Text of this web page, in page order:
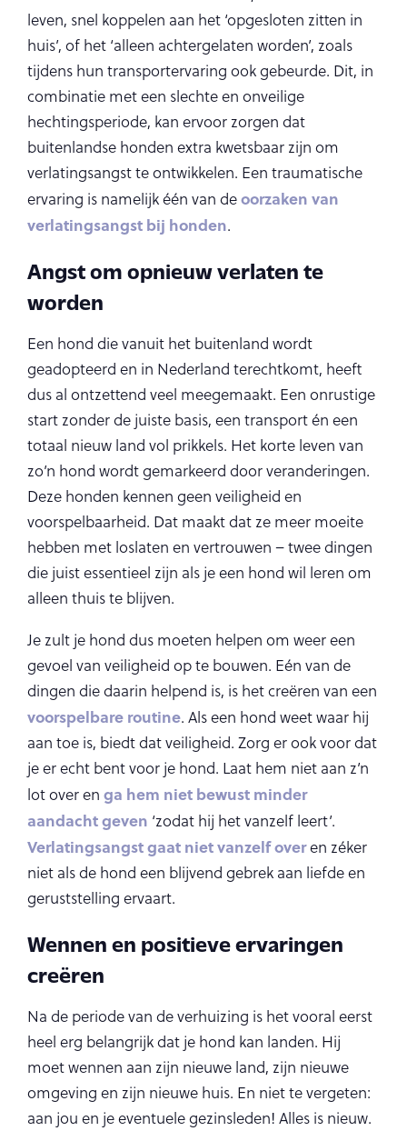
leven, snel koppelen aan het ‘opgesloten zitten in
huis’, of het ‘alleen achtergelaten worden’, zoals
tijdens hun transportervaring ook gebeurde. Dit, in
combinatie met een slechte en onveilige
hechtingsperiode, kan ervoor zorgen dat
buitenlandse honden extra kwetsbaar zijn om
verlatingsangst te ontwikkelen. Een traumatische
ervaring is namelijk één van deoorzaken van
verlatingsangst bij honden.
Angst om opnieuw verlaten te
worden
Een hond die vanuit het buitenland wordt
geadopteerd en in Nederland terechtkomt, heeft
dus al ontzettend veel meegemaakt. Een onrustige
start zonder de juiste basis, een transport én een
totaal nieuw land vol prikkels. Het korte leven van
zo’n hond wordt gemarkeerd door veranderingen.
Deze honden kennen geen veiligheid en
voorspelbaarheid. Dat maakt dat ze meer moeite
hebben met loslaten en vertrouwen – twee dingen
die juist essentieel zijn als je een hond wil leren om
alleen thuis te blijven.
Je zult je hond dus moeten helpen om weer een
gevoel van veiligheid op te bouwen. Eén van de
dingen die daarin helpend is, is het creëren van een
voorspelbare routine. Als een hond weet waar hij
aan toe is, biedt dat veiligheid. Zorg er ook voor dat
je er echt bent voor je hond. Laat hem niet aan z’n
lot over en ga hem niet bewust minder
aandacht geven ‘zodat hij het vanzelf leert’.
Verlatingsangst gaat niet vanzelf overen zéker
niet als de hond een blijvend gebrek aan liefde en
geruststelling ervaart.
Wennen en positieve ervaringen
creëren
Na de periode van de verhuizing is het vooral eerst
heel erg belangrijk dat je hond kan landen. Hij
moet wennen aan zijn nieuwe land, zijn nieuwe
omgeving en zijn nieuwe huis. En niet te vergeten:
aan jou en je eventuele gezinsleden! Alles is nieuw.